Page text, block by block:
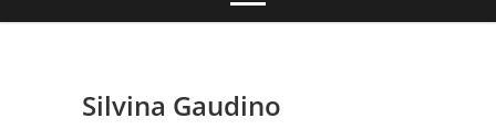
Silvina Gaudino